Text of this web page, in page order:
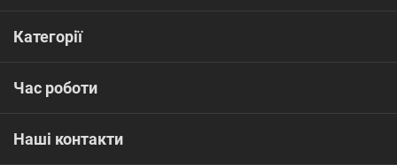
Категорії
Час роботи
Наші контакти